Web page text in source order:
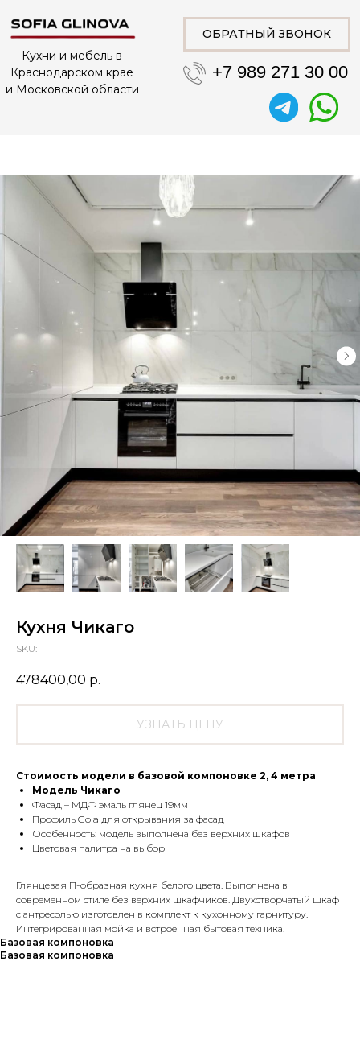
Кухни и мебель в
Краснодарском крае
и Московской области
+7 989 271 30 00
Кухня Чикаго
SKU:
478400,00 р.
УЗНАТЬ ЦЕНУ
Стоимость модели в базовой компоновке 2, 4 метра
Модель Чикаго
Фасад – МДФ эмаль глянец 19мм
Профиль Gola для открывания за фасад
Особенность: модель выполнена без верхних шкафов
Цветовая палитра на выбор
Глянцевая П-образная кухня белого цвета. Выполнена в
современном стиле без верхних шкафчиков. Двухстворчатый шкаф
с антресолью изготовлен в комплект к кухонному гарнитуру.
Интегрированная мойка и встроенная бытовая техника.
Базовая компоновка
Базовая компоновка